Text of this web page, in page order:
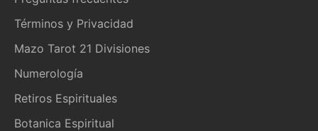
Términos y Privacidad
Mazo Tarot 21 Divisiones
Numerología
Retiros Espirituales
Botanica Espiritual